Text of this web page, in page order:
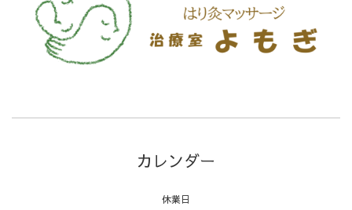
カレンダー
休業日